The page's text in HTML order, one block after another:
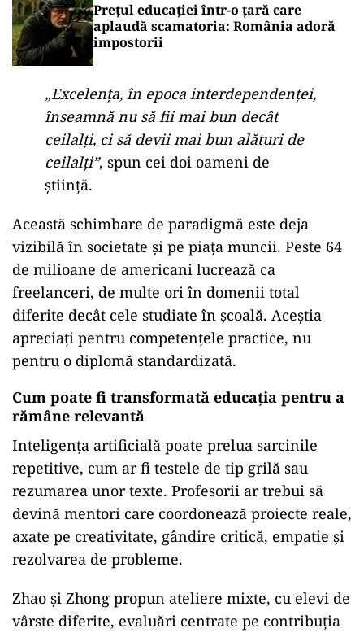
Prețul educației într-o țară care
aplaudă scamatoria: România adoră
impostorii
„Excelența, în epoca interdependenței,
înseamnă nu să fii mai bun decât
ceilalți, ci să devii mai bun alături de
ceilalți”, spun cei doi oameni de
știință.
Această schimbare de paradigmă este deja
vizibilă în societate și pe piața muncii. Peste 64
de milioane de americani lucrează ca
freelanceri, de multe ori în domenii total
diferite decât cele studiate în școală. Aceștia
apreciați pentru competențele practice, nu
pentru o diplomă standardizată.
Cum poate fi transformată educația pentru a
rămâne relevantă
Inteligența artificială poate prelua sarcinile
repetitive, cum ar fi testele de tip grilă sau
rezumarea unor texte. Profesorii ar trebui să
devină mentori care coordonează proiecte reale,
axate pe creativitate, gândire critică, empatie și
rezolvarea de probleme.
Zhao și Zhong propun ateliere mixte, cu elevi de
vârste diferite, evaluări centrate pe contribuția